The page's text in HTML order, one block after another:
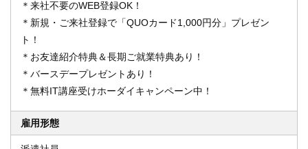
＊来社不要のWEB登録OK！
＊新規・ご来社登録で「QUOカード1,000円分」プレゼン
ト！
＊お友達紹介特典＆長期ご就業特典あり！
＊バースデープレゼントあり！
＊無料IT講座受けホーダイキャンペーン中！
雇用形態